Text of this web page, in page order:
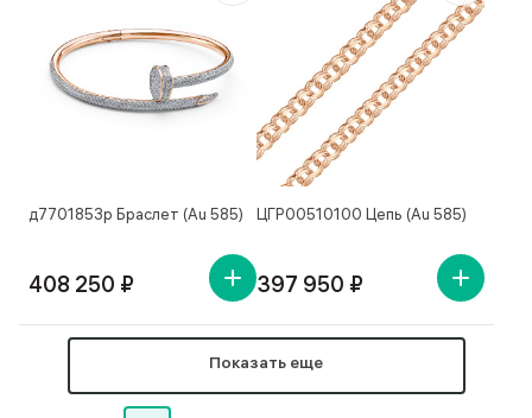
д7701853р Браслет (Au 585)
408 250 ₽
ЦГР00510100 Цепь (Au 585)
397 950 ₽
Показать еще